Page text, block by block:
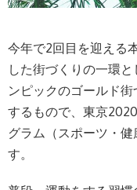
今年で2回目を迎える
した街づくりの一環
ンピックのゴールド
するもので、東京
グラム（スポーツ・
す。